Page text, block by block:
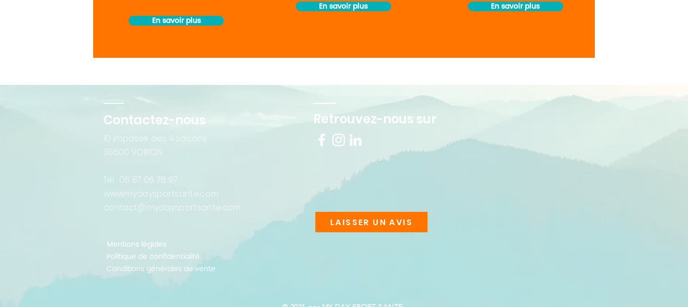
En savoir plus
En savoir plus En savoir plus
Contactez-nous
10 impasse des 4 saisons
38500 VOIRON
Tél : 06 87 06 78 97 ​
www.mydaysportsante.com
contact@mydaysportsante.com
Retrouvez-nous sur
LAISSER UN AVIS
Mentions légales
Politique de confidentialité
Conditions générales de vente